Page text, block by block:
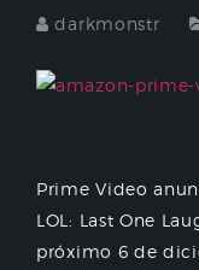
darkmonstr
Prime Video
LOL: Last One
próximo 6 de